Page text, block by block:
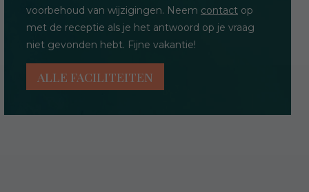
voorbehoud van wijzigingen. Neem contact op
met de receptie als je het antwoord op je vraag
niet gevonden hebt. Fijne vakantie!
ALLE FACILITEITEN